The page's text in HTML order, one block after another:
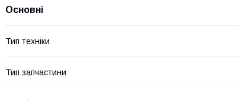
Основні
Тип техніки
Тип запчастини